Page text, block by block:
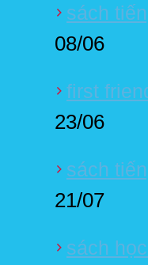
sách
08/06
first
23/06
sách
21/07
sách